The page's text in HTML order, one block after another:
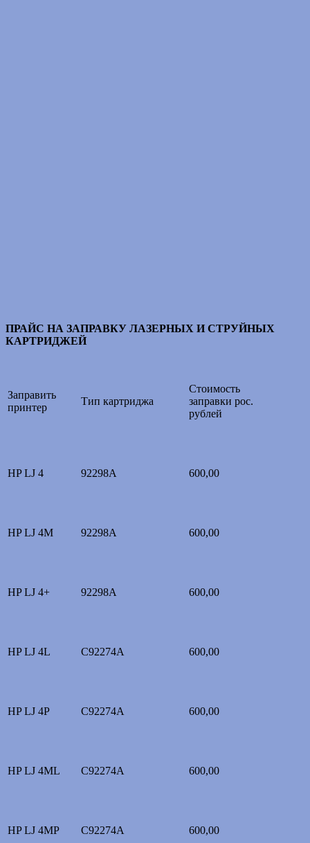
ПРАЙС НА ЗАПРАВКУ ЛАЗЕРНЫХ И СТРУЙНЫХ
КАРТРИДЖЕЙ
Заправить
принтер
Тип картриджа
Стоимость
заправки рос.
рублей
HP LJ 4 92298A 600,00
HP LJ 4M 92298A 600,00
HP LJ 4+ 92298A 600,00
HP LJ 4L С92274A 600,00
HP LJ 4P С92274A 600,00
HP LJ 4ML С92274A 600,00
HP LJ 4MP С92274A 600,00